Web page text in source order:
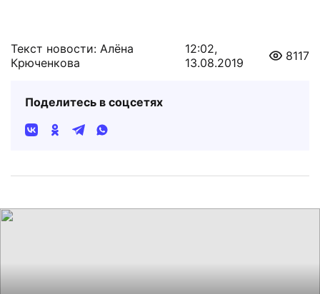
Текст новости: Алёна
Крюченкова
12:02,
13.08.2019
8117
Поделитесь в соцсетях